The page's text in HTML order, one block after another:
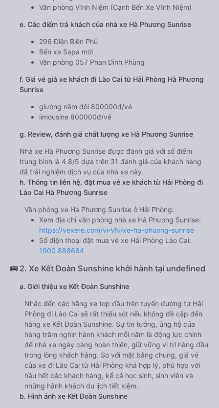
Văn phòng Vĩnh Niệm (Cạnh Bến Xe Vĩnh Niệm)
e. Các điểm trả khách của nhà xe Hà Phương Sunrise
296 Điện Biên Phủ
Bến xe Sapa mới
Văn phòng 057 Phan Đình Phùng
f. Giá vé giá xe khách đi Lào Cai từ Hải Phòng Hà Phương
Sunrise
giường nằm đôi 800000đ/vé
limousine 800000đ/vé
g. Review, đánh giá chất lượng xe Hà Phương Sunrise
Nhà xe Hà Phương Sunrise được đánh giá với số điểm
trung bình là 4.8/5 dựa trên 31 đánh giá của khách hàng
đã trải nghiệm dịch vụ của nhà xe này.
h. Thông tin liên hệ, đặt mua vé xe khách từ Hải Phòng đi
Lào Cai Hà Phương Sunrise
Văn phòng xe Hà Phương Sunrise ở Hải Phòng:
Xem địa chỉ văn phòng nhà xe Hà Phương Sunrise:
https://vexere.com/vi-VN/xe-ha-phuong-sunrise
Số điện thoại đặt mua vé xe Hải Phòng Lào Cai:
1900 888684
🚌 2. Xe Kết Đoàn Sunshine khởi hành tại undefined
a. Giới thiệu xe Kết Đoàn Sunshine
Nhắc đến các hãng xe top đầu trên tuyến đường từ Hải
Phòng đi Lào Cai sẽ rất thiếu sót nếu không đề cập đến
hãng xe Kết Đoàn Sunshine. Sự tin tưởng, ủng hộ của
hàng trăm nghìn hành khách mỗi năm là động lực chính
để nhà xe ngày càng hoàn thiện, giữ vững vị trí hàng đầu
trong lòng khách hàng. So với mặt bằng chung, giá vé
của xe đi Lào Cai từ Hải Phòng khá hợp lý, phù hợp với
hầu hết các khách hàng, kể cả học sinh, sinh viên và
những hành khách du lịch tiết kiệm.
b. Hình ảnh xe Kết Đoàn Sunshine